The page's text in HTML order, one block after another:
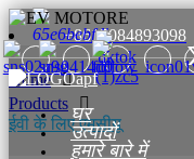
+8615084893098
घर
उत्पादों
हमारे बारे में
Home
Products
ईवी के लिए एमसीयू